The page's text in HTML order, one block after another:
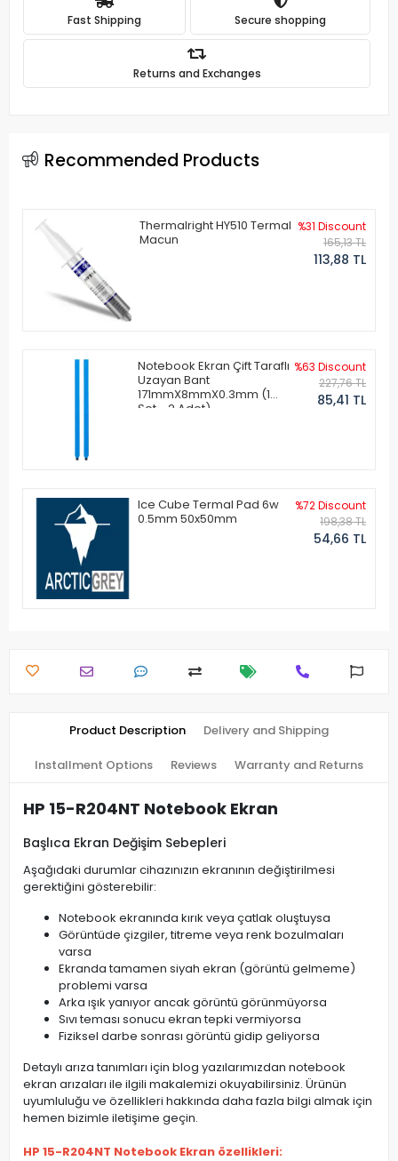
Fast Shipping Secure shopping
Returns and Exchanges
Recommended Products
Thermalright HY510 Termal
Macun
%31 Discount
165,13 TL
113,88 TL
Notebook Ekran Çift Taraflı
Uzayan Bant
171mmX8mmX0.3mm (1
Set - 2 Adet)
%63 Discount
227,76 TL
85,41 TL
Ice Cube Termal Pad 6w
0.5mm 50x50mm
%72 Discount
198,38 TL
54,66 TL
Product Description Delivery and Shipping
Installment Options Reviews Warranty and Returns
HP 15-R204NT Notebook Ekran
Başlıca Ekran Değişim Sebepleri
Aşağıdaki durumlar cihazınızın ekranının değiştirilmesi
gerektiğini gösterebilir:
Notebook ekranında kırık veya çatlak oluştuysa
Görüntüde çizgiler, titreme veya renk bozulmaları
varsa
Ekranda tamamen siyah ekran (görüntü gelmeme)
problemi varsa
Arka ışık yanıyor ancak görüntü görünmüyorsa
Sıvı teması sonucu ekran tepki vermiyorsa
Fiziksel darbe sonrası görüntü gidip geliyorsa
Detaylı arıza tanımları için blog yazılarımızdan notebook
ekran arızaları ile ilgili makalemizi okuyabilirsiniz. Ürünün
uyumluluğu ve özellikleri hakkında daha fazla bilgi almak için
hemen bizimle iletişime geçin.
HP 15-R204NT Notebook Ekran özellikleri: